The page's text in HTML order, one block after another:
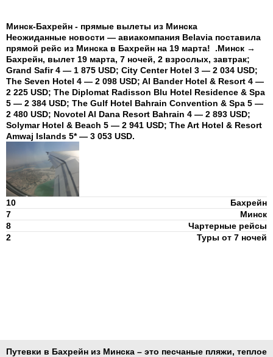
Минск-Бахрейн - прямые вылеты из Минска
Неожиданные новости — авиакомпания Belavia поставила
прямой рейс из Минска в Бахрейн на 19 марта! .Минск →
Бахрейн, вылет 19 марта, 7 ночей, 2 взрослых, завтрак;
Grand Safir 4 — 1 875 USD; City Center Hotel 3 — 2 034 USD;
The Seven Hotel 4 — 2 098 USD; Al Bander Hotel & Resort 4 —
2 225 USD; The Diplomat Radisson Blu Hotel Residence & Spa
5 — 2 384 USD; The Gulf Hotel Bahrain Convention & Spa 5 —
2 480 USD; Novotel Al Dana Resort Bahrain 4 — 2 893 USD;
Solymar Hotel & Beach 5 — 2 941 USD; The Art Hotel & Resort
Amwaj Islands 5* — 3 053 USD.
10
Бахрейн
7
Минск
8
Чартерные рейсы
2
Туры от 7 ночей
Путевки в Бахрейн из Минска – это песчаные пляжи, теплое